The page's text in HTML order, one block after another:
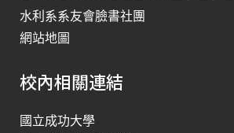
水利系系友會臉書社團
網站地圖
校內相關連結
國立成功大學